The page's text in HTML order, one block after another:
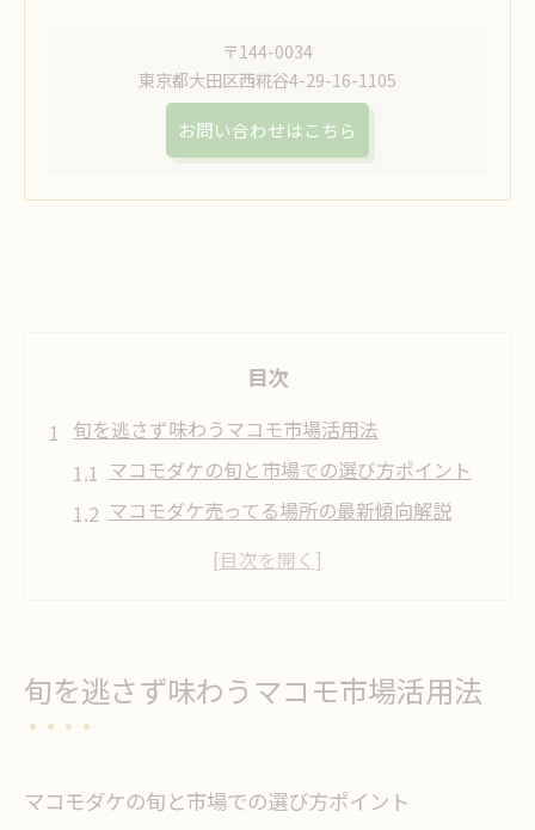
〒144-0034
東京都大田区西糀谷4-29-16-1105
お問い合わせはこちら
目次
旬を逃さず味わうマコモ市場活用法
マコモダケの旬と市場での選び方ポイント
マコモダケ売ってる場所の最新傾向解説
産地ごとのマコモダケ特徴と味比べの楽し
まこも旬を楽しむための市場訪問ポイント
旬を逃さず味わうマコモ市場活用法
マコモダケの旬と市場での選び方ポイント